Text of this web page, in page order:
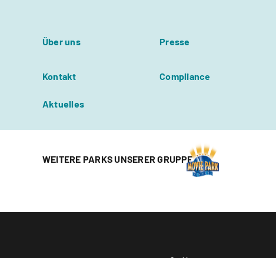
Über uns Presse
Kontakt Compliance
Aktuelles
WEITERE PARKS UNSERER GRUPPE